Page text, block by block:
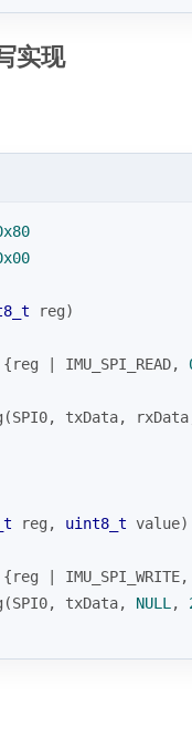
实现
reg)
| IMU_SPI_READ,
txData,
reg, uint8_t value)
|
txData,
NULL ,